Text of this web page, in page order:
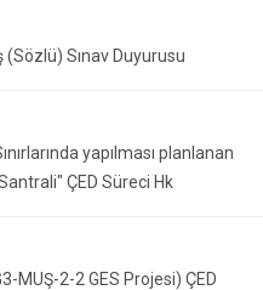
(Sözlü) Sınav Duyurusu
yapılması planlanan
ÇED Süreci Hk
MUŞ-2-2 GES Projesi) ÇED